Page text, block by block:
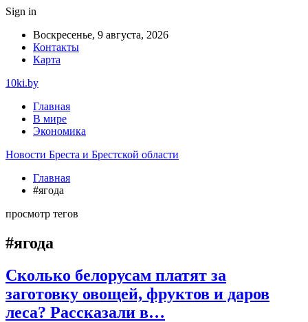
Sign in
Воскресенье, 9 августа, 2026
Контакты
Карта
10ki.by
Главная
В мире
Экономика
Новости Бреста и Брестской области
Главная
#ягода
просмотр тегов
#ягода
Сколько белорусам платят за
заготовку овощей, фруктов и даров
леса? Рассказали в…